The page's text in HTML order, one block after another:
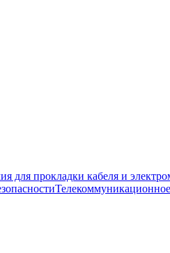
для прокладки кабеля и